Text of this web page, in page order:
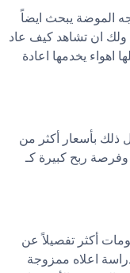
الموضة يبحث ايضاً
ولك ان تشاهد كيف عاد
اهواء يخدمها اعادة
بأسعار أكثر من
ربح كبيرة كـ
أكثر تفصيلاً عن
اعلاه ممزوجة